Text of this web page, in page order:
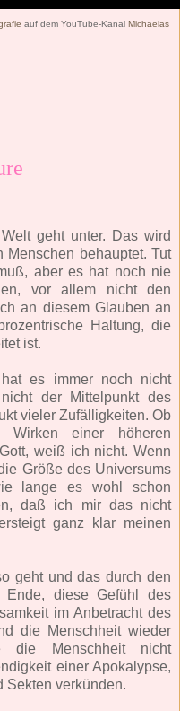
auf dem YouTube-Kanal Michaelas
geht unter. Das wird
behauptet. Tut
aber es hat noch nie
vor allem nicht den
an diesem Glauben an
Haltung, die
ist.
es immer noch nicht
der Mittelpunkt des
vieler Zufälligkeiten. Ob
Wirken einer höheren
weiß ich nicht. Wenn
Größe des Universums
lange es wohl schon
daß ich mir das nicht
ganz klar meinen
geht und das durch den
Ende, diese Gefühl des
im Anbetracht des
die Menschheit wieder
die Menschheit nicht
einer Apokalypse,
Sekten verkünden.